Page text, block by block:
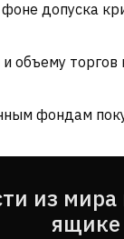
допуска
объему
фондам
из
ящике